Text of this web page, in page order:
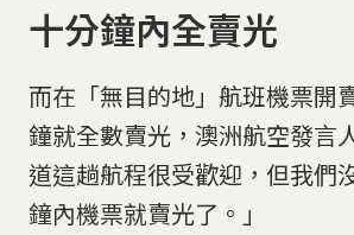
十分鐘內全賣光
而在「無目的地」航班機票開
鐘就全數賣光，澳洲航空發言
道這趟航程很受歡迎，但我們
鐘內機票就賣光了。」